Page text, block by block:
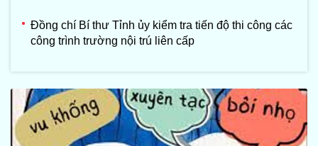
Đồng chí Bí thư Tỉnh ủy kiểm tra tiến độ thi công các
công trình trường nội trú liên cấp